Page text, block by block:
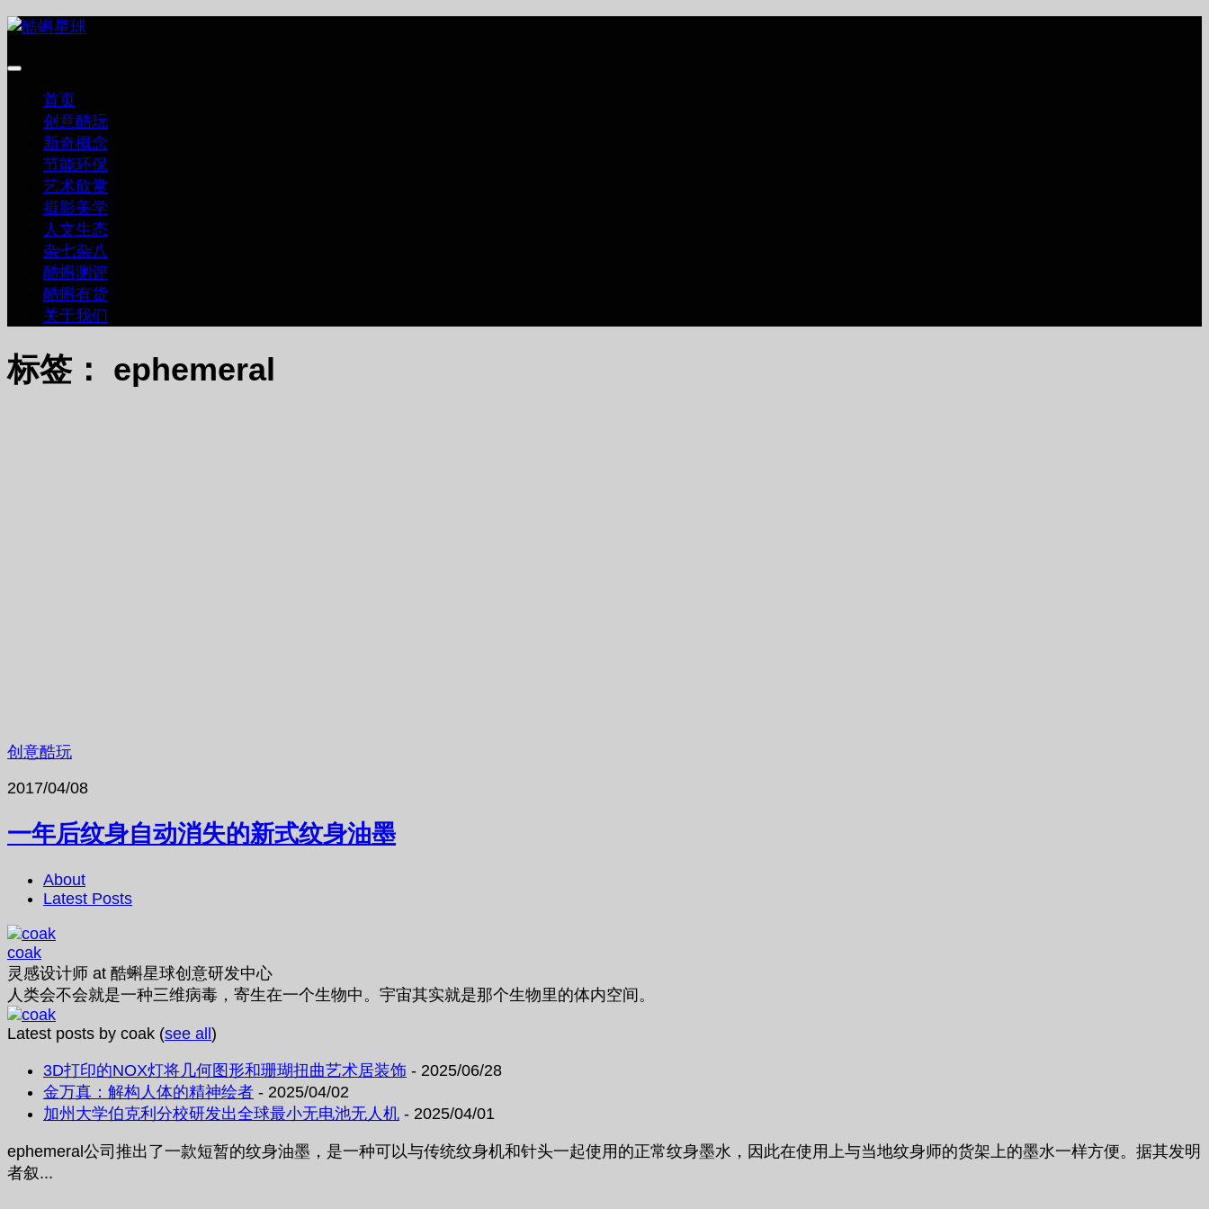
跳
内
首页
创意酷玩
新奇概念
节能环保
艺术欣赏
摄影美学
人文生态
杂七杂八
酷蝌测评
酷蝌有货
关于我们
标签： ephemeral
创意酷玩
2017/04/08
一年后纹身自动消失的新式纹身油墨
About
Latest Posts
coak
灵感设计师 at 酷蝌星球创意研发中心
人类会不会就是一种三维病毒，寄生在一个生物中。宇宙其实就是那个生物里的体内空间。
Latest posts by coak (see all)
3D打印的NOX灯将几何图形和珊瑚扭曲艺术居装饰 - 2025/06/28
金万真：解构人体的精神绘者 - 2025/04/02
加州大学伯克利分校研发出全球最小无电池无人机 - 2025/04/01
ephemeral公司推出了一款短暂的纹身油墨，是一种可以与传统纹身机和针头一起使用的正常纹身墨水，因此在使用上与当地纹身师的货架上的墨水一样方便。据其发明
者叙...